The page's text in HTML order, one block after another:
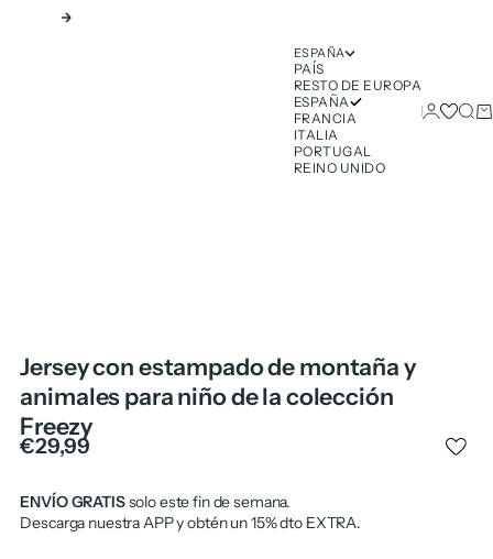
Siguiente
ESPAÑA
PAÍS
RESTO DE EUROPA
ESPAÑA
FRANCIA
ITALIA
PORTUGAL
REINO UNIDO
Iniciar
Jersey con estampado de montaña y
animales para niño de la colección
Freezy
Precio de oferta
€29,99
ENVÍO GRATISsolo este fin de semana.
Descarga nuestra APP y obtén un 15% dto EXTRA.